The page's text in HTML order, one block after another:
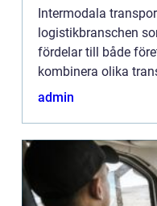
Intermodala
logistikbranschen
fördelar till både
kombinera olika
tåg, fartyg och
admin